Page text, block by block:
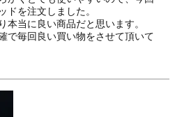
ドを注文しました。
本当に良い商品だと思います。
で毎回良い買い物をさせて頂いて